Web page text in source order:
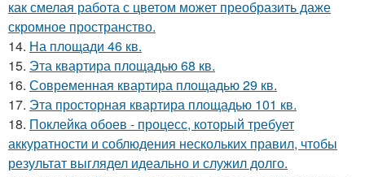
как смелая работа с цветом может преобразить даже
скромное пространство.
14. На площади 46 кв.
15. Эта квартира площадью 68 кв.
16. Современная квартира площадью 29 кв.
17. Эта просторная квартира площадью 101 кв.
18. Поклейка обоев - процесс, который требует
аккуратности и соблюдения нескольких правил, чтобы
результат выглядел идеально и служил долго.